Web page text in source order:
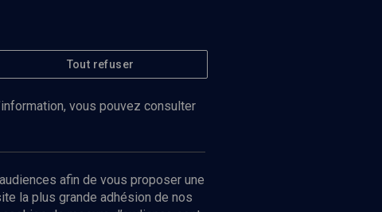
Tout refuser
vous pouvez consulter
afin de vous proposer une
la plus grande adhésion de nos